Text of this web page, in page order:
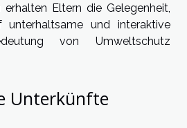
Eltern die Gelegenheit,
unterhaltsame und interaktive
von Umweltschutz
Unterkünfte